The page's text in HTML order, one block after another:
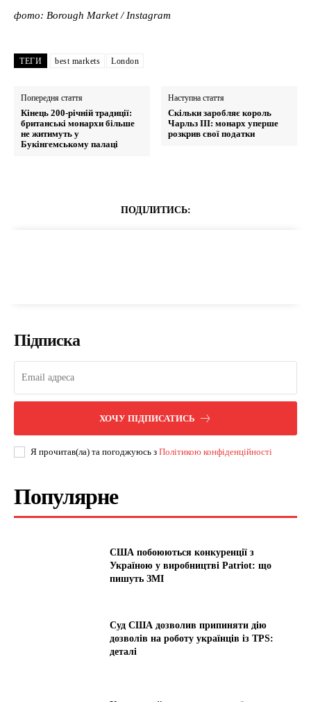
фото: Borough Market / Instagram
ТЕГИ best markets London
Попередня стаття
Кінець 200-річній традиції:
британські монархи більше
не житимуть у
Букінгемському палаці
Наступна стаття
Скільки заробляє король
Чарльз III: монарх уперше
розкрив свої податки
ПОДІЛИТИСЬ:
Підписка
ХОЧУ ПІДПИСАТИСЬ
Я прочитав(ла) та погоджуюсь з Політикою конфіденційності
Популярне
США побоюються конкуренції з
Україною у виробництві Patriot: що
пишуть ЗМІ
Суд США дозволив припиняти дію
дозволів на роботу українців із TPS:
деталі